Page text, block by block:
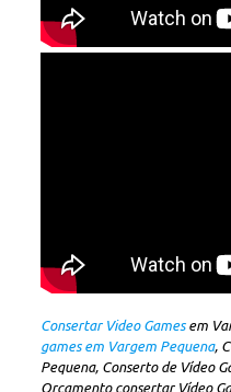
Consertar Video Gamesem
games em Vargem Pequena,
Pequena, Conserto de Vídeo
Orçamento consertar Vídeo